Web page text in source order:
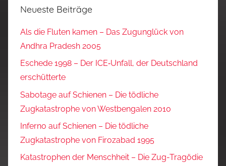
Neueste Beiträge
Als die Fluten kamen – Das Zugunglück von
Andhra Pradesh 2005
Eschede 1998 – Der ICE‑Unfall, der Deutschland
erschütterte
Sabotage auf Schienen – Die tödliche
Zugkatastrophe von Westbengalen 2010
Inferno auf Schienen – Die tödliche
Zugkatastrophe von Firozabad 1995
Katastrophen der Menschheit – Die Zug-Tragödie